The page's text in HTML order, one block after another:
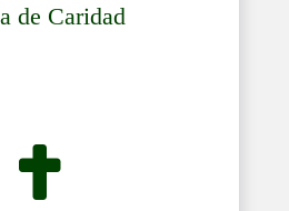
de Caridad
